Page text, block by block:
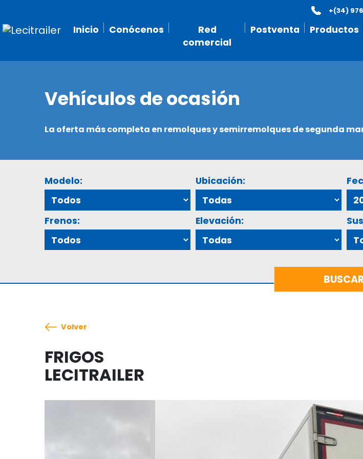
Inicio Conócenos
Red
comercial
Postventa Productos
+(34) 976
Vehículos de ocasión
La oferta más completa en remolques y semirremolques de segunda
Modelo: Ubicación:
Frenos: Elevación:
Volver
FRIGOS
LECITRAILER